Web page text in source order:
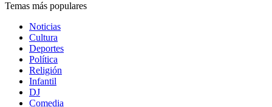
Temas más populares
Noticias
Cultura
Deportes
Política
Religión
Infantil
DJ
Comedia